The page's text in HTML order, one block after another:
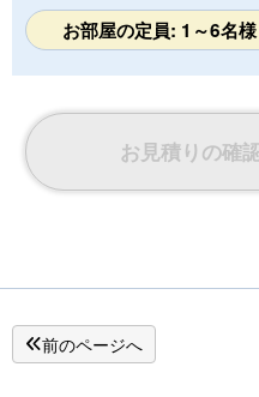
お部屋の定員: 1～6名様
お見積りの確
前のページへ